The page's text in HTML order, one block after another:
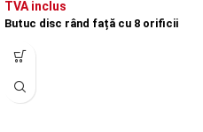
TVA inclus
Butuc disc rând față cu 8 orificii